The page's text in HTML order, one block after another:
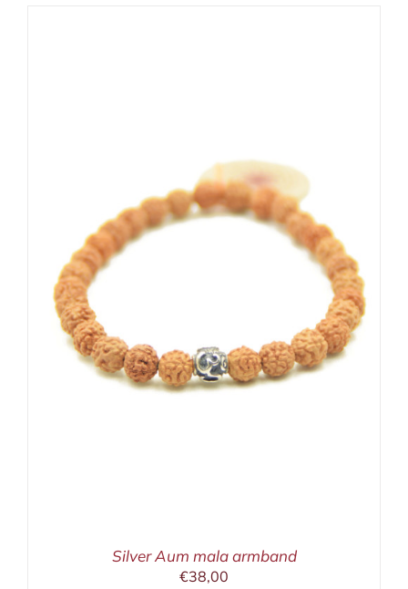
Silver Aum mala armband
€38,00